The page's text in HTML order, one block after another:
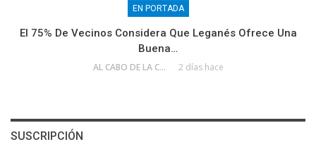
EN PORTADA
El 75% De Vecinos Considera Que Leganés Ofrece Una
Buena…
AL CABO DE LA CALLE 2 días hace
SUSCRIPCIÓN